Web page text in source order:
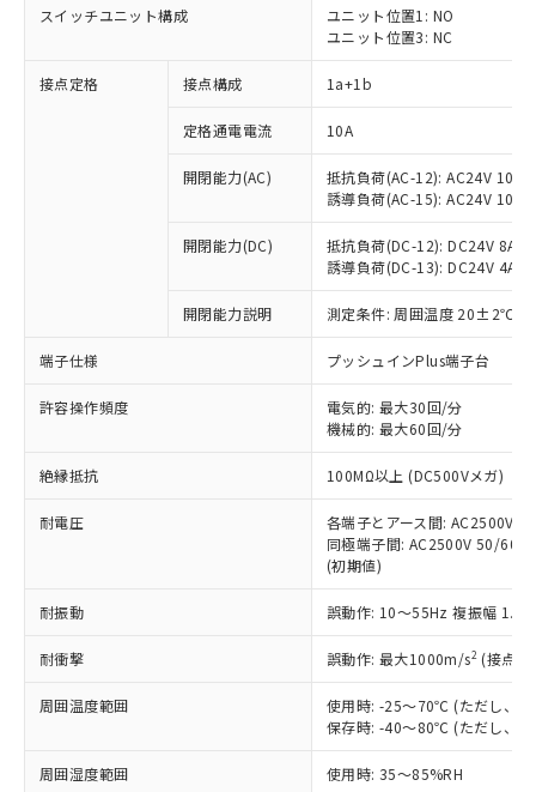
スイッチユニット構成
ユニット位置1: NO
ユニット位置3: NC
接点定格 接点構成 1a+1b
定格通電電流 10A
開閉能力(AC)
抵抗負荷(AC-12): AC24V 10A/
誘導負荷(AC-15): AC24V
開閉能力(DC)
抵抗負荷(DC-12): DC24V 8A/
誘導負荷(DC-13): DC24V 4A/
開閉能力説明 測定条件: 周囲温度 20±2℃、
端子仕様 プッシュインPlus端子台
許容操作頻度
電気的: 最大30回/分
機械的: 最大60回/分
絶縁抵抗 100MΩ以上 (DC500Vメガ)
耐電圧
各端子とアース間: AC2500V
同極端子間: AC2500V 50/
(初期値)
耐振動 誤動作: 10～55Hz 複振幅
耐衝撃 誤動作: 最大1000m/s2 (接点
周囲温度範囲
使用時: -25～70℃ (ただし、氷
保存時: -40～80℃ (ただし、氷
周囲湿度範囲 使用時: 35～85%RH
ご利用条件
以下の条件をお読みいただき、同意のうえ
本サービスは、当社制御機器事業取扱
商品の当社在庫状況および標準価格
(税抜)を提供させていただくもので
当社制御機器事業取扱商品の中には、
ことをご了承ください。
在庫状況および標準価格照会結果は、
記載している更新日時点での社内デー
タに基づき作成されるものであり、閲
覧された時点での実際の在庫および標
準価格とは異なる場合があることをご
対応済み：EU RoHS指令（10物質）の
非含有に対応した製品が提供可能な商品で
対応予定：EU RoHS指令（10物質）の非含
有に対応した製品に切り替える予定のある
対応予定なし：EU RoHS指令（10物質）の
非含有に非対応の商品で、対応品を出す予
定はありません。
調査・確認中：EU RoHS指令（10物質）の
非含有の対応状況を調査中または確認中の
非該当品：ライセンス料など無形物で、有
害物質有無と関係のない商品です。
仕入先様の事情により、非含有部品として
いたものが、含有品と判明した場合などや
むを得ず変更することがあります。
*EU RoHS指令（10物質）：
鉛(Pb) 1000ppm以下、 水銀(Hg) 1000ppm以下、 カド
六価クロム(Cr(Ⅵ)) 1000ppm以下、ポリ臭化ビフェニル
「○」：最大均質材料含有率が中国RoHSの
基準値以下であることを示します。
「×」：最大均質材料含有率が中国RoHSの
基準値を超えていることを示します。
「－」：未確認です。当社販売部門へお問
*中国RoHS10物質の基準値 (GB/T26572)：
Pb(鉛) :1000ppm、 Hg(水銀) : 1000ppm、 Cd(カドミウ
ム) : 100ppm、
当社は、これら貴社製品のうち、外国
為替および外国貿易法に定める商品
（以下｢規制貨物等」という）を輸出
または国外への提供する場合は、日本
国政府の輸出許可(または役務取引許
可)を取得するなどの必要な手続きを